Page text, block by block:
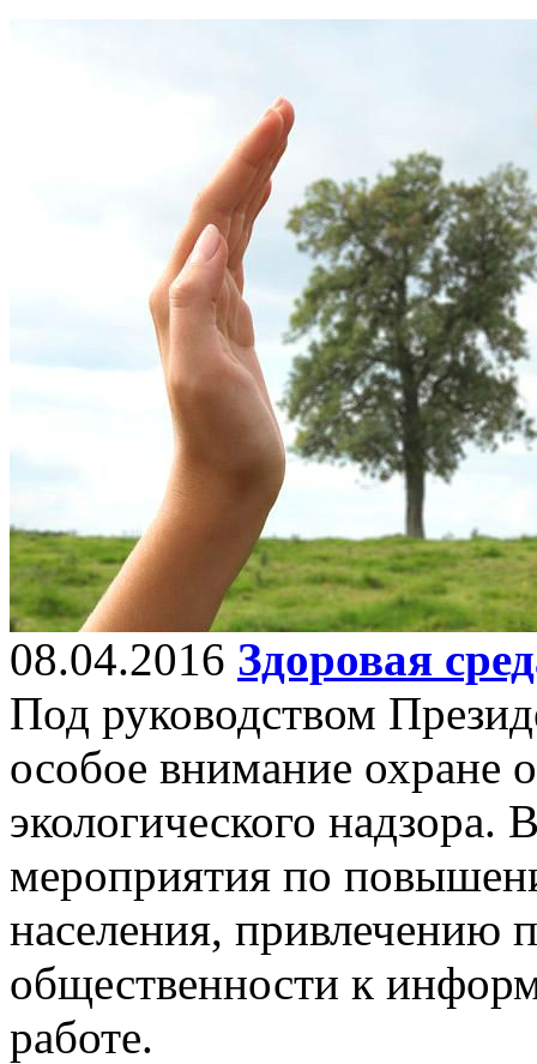
08.04.2016 Здоровая
Под руководством
особое внимание
экологического надзора.
мероприятия по
населения, привлечению
общественности к
работе.